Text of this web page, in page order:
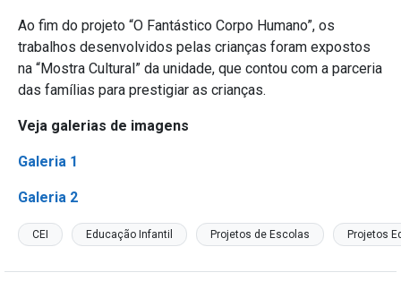
Ao fim do projeto “O Fantástico Corpo Humano”, os
trabalhos desenvolvidos pelas crianças foram expostos
na “Mostra Cultural” da unidade, que contou com a parceria
das famílias para prestigiar as crianças.
Veja galerias de imagens
Galeria 1
Galeria 2
CEI Educação Infantil Projetos de Escolas Projetos